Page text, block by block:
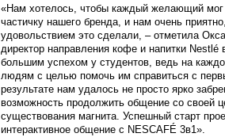
«Нам хотелось, чтобы каждый желающий мог
частичку нашего бренда, и нам очень
удовольствием это сделали, – отметила
директор направления кофе и напитки
большим успехом у студентов, ведь на
людям с целью помочь им справиться с
результате нам удалось не просто ярко
возможность продолжить общение со своей
существования магнита. Успешный старт
интерактивное общение с NESCAFÉ 3в1».